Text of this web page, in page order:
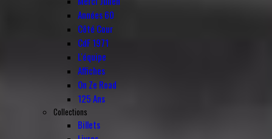
Années 60
Côté Cour
CdF 1971
L'équipe
Affiches
On Ze Road
125 Ans
Collections
Billets